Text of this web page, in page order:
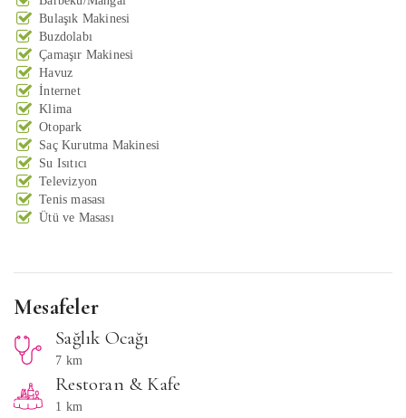
Bulaşık Makinesi
Buzdolabı
Çamaşır Makinesi
Havuz
İnternet
Klima
Otopark
Saç Kurutma Makinesi
Su Isıtıcı
Televizyon
Tenis masası
Ütü ve Masası
Mesafeler
Sağlık Ocağı
7 km
Restoran & Kafe
1 km